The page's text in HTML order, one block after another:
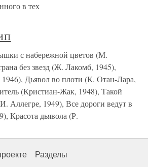
в тех
с набережной цветов (М.
без звезд (Ж. Лакомб, 1945),
Дьявол во плоти (К. Отан-Лара,
(Кристиан-Жак, 1948), Такой
Аллегре, 1949), Все дороги ведут в
Красота дьявола (Р.
Разделы